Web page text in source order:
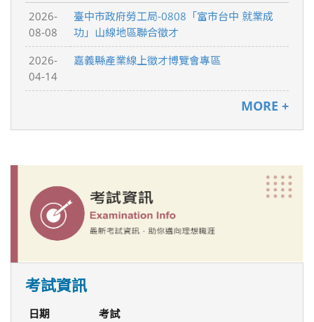
2026-
08-08
臺中市政府勞工局-0808「富市台中 就業成
功」山線地區聯合徵才
2026-
04-14
嘉義縣產業線上徵才博覽會專區
MORE +
考試資訊
日期
考試